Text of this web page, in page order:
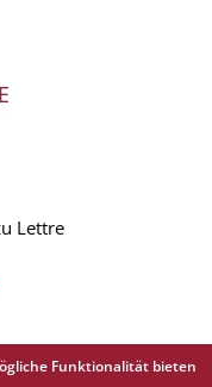
Lettre
Funktionalität bieten